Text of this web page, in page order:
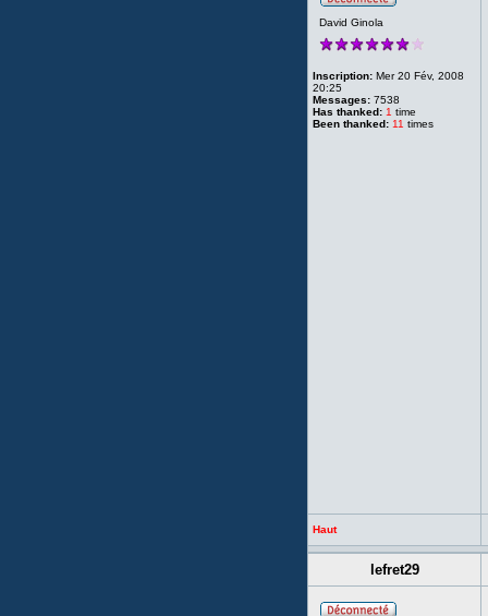
David Ginola
Inscription: Mer 20 Fév, 2008
20:25
Messages: 7538
Has thanked: 1 time
Been thanked: 11 times
Haut
lefret29